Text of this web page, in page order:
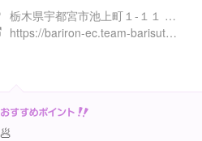
栃木県宇都宮市池上町１-１１ １Ｆ
https://bariron-ec.team-barisuta.com/
🥟